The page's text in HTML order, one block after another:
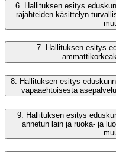
6. Hallituksen esitys
räjähteiden käsittelyn
7. Hallituksen esitys
8. Hallituksen esitys
vapaaehtoisesta
9.
Hallituksen esitys
annetun lain ja ruoka- ja